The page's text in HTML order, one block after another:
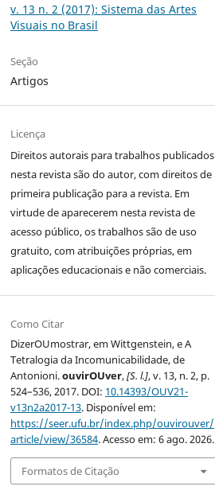
v. 13 n. 2 (2017): Sistema das Artes
Visuais no Brasil
Seção
Artigos
Licença
Direitos autorais para trabalhos publicados
nesta revista são do autor, com direitos de
primeira publicação para a revista. Em
virtude de aparecerem nesta revista de
acesso público, os trabalhos são de uso
gratuito, com atribuições próprias, em
aplicações educacionais e não comerciais.
Como Citar
DizerOUmostrar, em Wittgenstein, e A
Tetralogia da Incomunicabilidade, de
Antonioni.ouvirOUver,[S. l.], v. 13, n. 2, p.
524–536, 2017. DOI: 10.14393/OUV21-
v13n2a2017-13. Disponível em:
https://seer.ufu.br/index.php/ouvirouver/
article/view/36584. Acesso em: 6 ago. 2026.
Formatos de Citação